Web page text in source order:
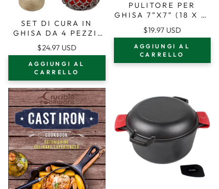
SET DI CURA IN
GHISA DA 4 PEZZI,
DETERGENTE PER
GHISA CON
SPAZZOLA A MAGLIA
METALLICA +
SPAZZOLA PER LA
PULIZIA +
RASCHIETTI PER
PADELLA E GRIGLIA
$24.97 USD
AGGIUNGI AL
CARRELLO
PULITORE PER
GHISA 7”X7” (18 X 18
CM) ACCIAIO
INOSSIDABILE
PREMIUM PER
PADELLE, PENTOLE
E CASSERUOLE IN
$19.97 USD
AGGIUNGI AL
CARRELLO